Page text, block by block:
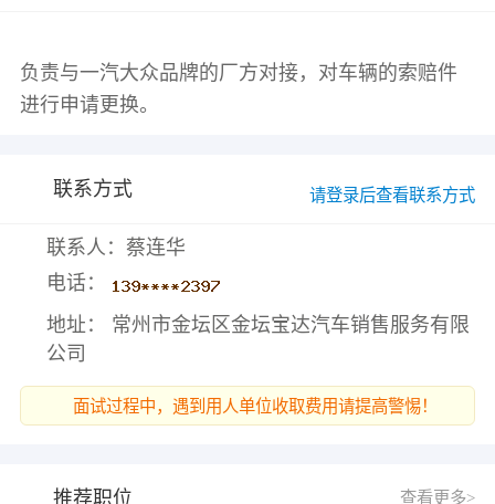
负责与一汽大众品牌的厂方对接，对车辆的索赔件
联系方式 请登录后查看联系方式
联系人：蔡连华
电话：
地址： 常州市金坛区金坛宝达汽车销售服务有限
公司
面试过程中，遇到用人单位收取费用请提高警惕！
推荐职位 查看更多>